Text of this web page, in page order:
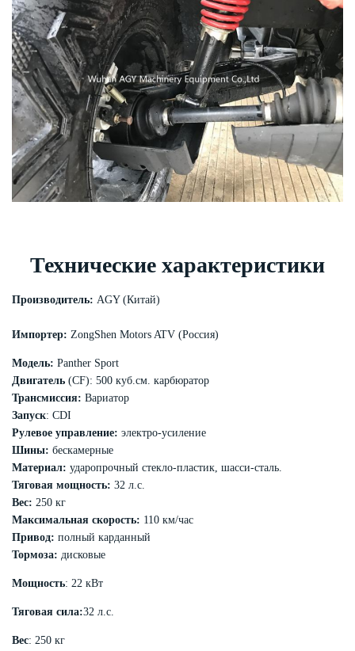
Технические характеристики
Производитель: AGY (Китай)
Импортер: ZongShen Motors ATV (Россия)
Модель: Panther Sport
Двигатель (CF): 500 куб.см. карбюратор
Трансмиссия: Вариатор
Запуск: CDI
Рулевое управление: электро-усиление
Шины: бескамерные
Материал: ударопрочный стекло-пластик, шасси-сталь.
Тяговая мощность: 32 л.с.
Вес: 250 кг
Максимальная скорость: 110 км/час
Привод: полный карданный
Тормоза: дисковые
Мощность: 22 кВт
Тяговая сила:32 л.с.
Вес: 250 кг